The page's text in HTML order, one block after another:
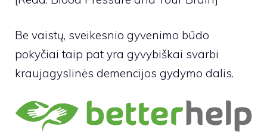
Be vaistų, sveikesnio gyvenimo būdo
pokyčiai taip pat yra gyvybiškai svarbi
kraujagyslinės demencijos gydymo dalis.